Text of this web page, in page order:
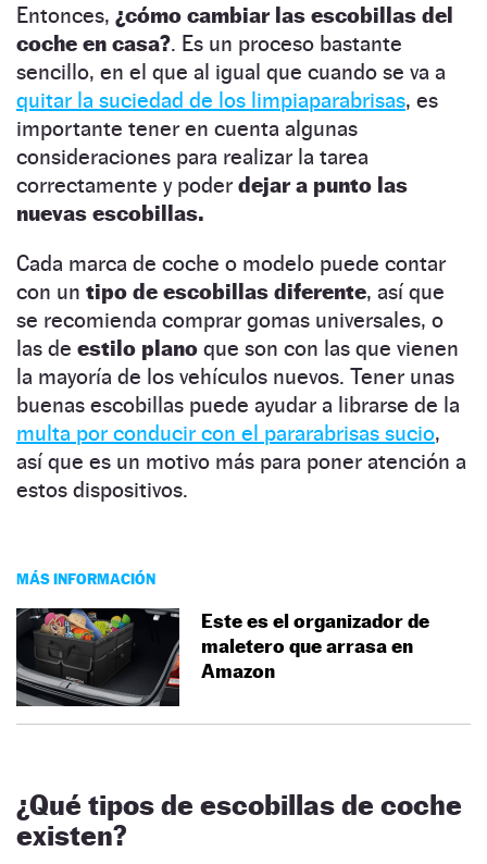
Entonces, ¿cómo cambiar las escobillas del
coche en casa?. Es un proceso bastante
sencillo, en el que al igual que cuando se va a
quitar la suciedad de los limpiaparabrisas, es
importante tener en cuenta algunas
consideraciones para realizar la tarea
correctamente y poder dejar a punto las
nuevas escobillas.
Cada marca de coche o modelo puede contar
con un tipo de escobillas diferente, así que
se recomienda comprar gomas universales, o
las de estilo plano que son con las que vienen
la mayoría de los vehículos nuevos. Tener unas
buenas escobillas puede ayudar a librarse de la
multa por conducir con el pararabrisas sucio,
así que es un motivo más para poner atención a
estos dispositivos.
MÁS INFORMACIÓN
Este es el organizador de
maletero que arrasa en
Amazon
¿Qué tipos de escobillas de coche
existen?